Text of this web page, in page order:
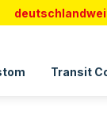
Transit